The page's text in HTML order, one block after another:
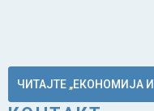
ЧИТАЈТЕ „ЕКОНОМИЈА